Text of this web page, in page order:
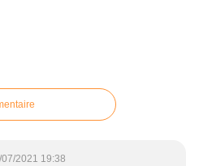
2021 19:38